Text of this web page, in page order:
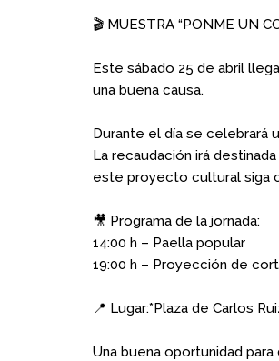
🎬 MUESTRA “PONME UN
Este sábado 25 de abril
una buena causa.
Durante el día se celebrará
La recaudación irá
este proyecto cultural siga
🎥 Programa de la jornada:
14:00 h – Paella popular
19:00 h – Proyección de
📍 Lugar:*Plaza de Carlos
Una buena oportunidad